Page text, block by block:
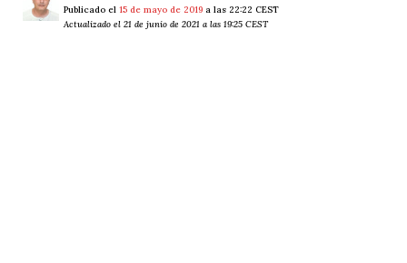
Publicado el 15 de mayo de 2019 a las 22:22 CEST
Actualizado el 21 de junio de 2021 a las 19:25 CEST